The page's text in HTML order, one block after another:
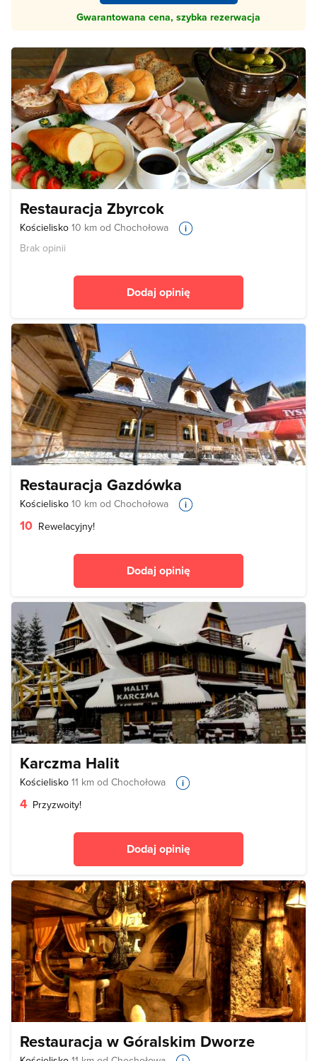
Gwarantowana cena, szybka rezerwacja
Restauracja Zbyrcok
Kościelisko 10 km od Chochołowa
Brak opinii
Dodaj opinię
Restauracja Gazdówka
Kościelisko 10 km od Chochołowa
10 Rewelacyjny!
Dodaj opinię
Karczma Halit
Kościelisko 11 km od Chochołowa
4 Przyzwoity!
Dodaj opinię
Restauracja w Góralskim Dworze